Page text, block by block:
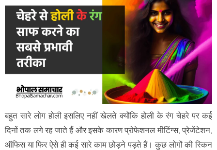
बहुत सारे लोग होली इसलिए नहीं खेलते क्योंकि होली के रंग चेहरे पर कई
दिनों तक लगे रह जाते हैं और इसके कारण प्रोफेशनल मीटिंग्स, प्रेजेंटेशन,
ऑफिस या फिर ऐसे ही कई सारे काम छोड़ने पड़ते हैं। कुछ लोगों की स्किन